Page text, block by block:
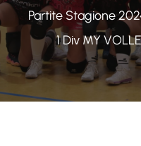
Partite Stagione
1 Div MY